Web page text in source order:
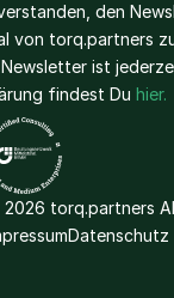
den
von torq.partners
ist
findest Du hier.
torq.partners
Datenschutz